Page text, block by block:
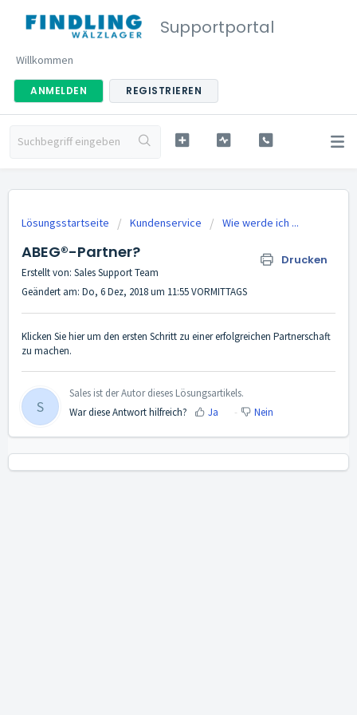
Supportportal
Willkommen
ANMELDEN REGISTRIEREN
Lösungsstartseite Kundenservice Wie werde ich ...
ABEG®-Partner? Drucken
Erstellt von: Sales Support Team
Geändert am: Do, 6 Dez, 2018 um 11:55 VORMITTAGS
Klicken Sie hier um den ersten Schritt zu einer erfolgreichen Partnerschaft
zu machen.
S
Sales ist der Autor dieses Lösungsartikels.
War diese Antwort hilfreich?
Ja Nein